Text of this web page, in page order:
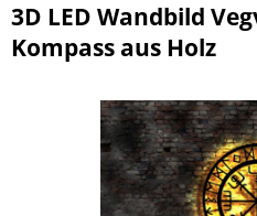
3D LED Wandbild
Kompass aus Holz